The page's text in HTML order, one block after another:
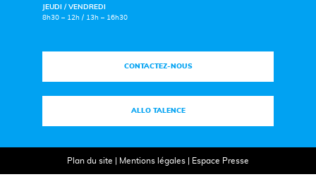
JEUDI / VENDREDI
8h30 – 12h / 13h – 16h30
CONTACTEZ-NOUS
ALLO TALENCE
Plan du site Mentions légales| Espace Presse